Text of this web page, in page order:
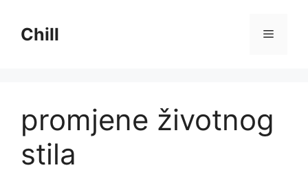
sadržajChill
promjene životnog
stila